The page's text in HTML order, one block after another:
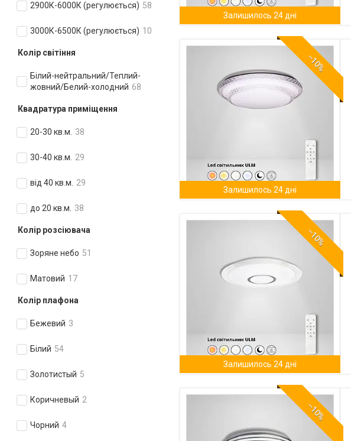
2900К-6000К (регулюється) 58
3000К-6500К (регулюється) 10
Колір світіння
Білий-нейтральний/Теплий-
жовний/Белий-холодний 68
Квадратура приміщення
20-30 кв.м. 38
30-40 кв.м. 29
від 40 кв.м. 29
до 20 кв.м. 38
Колір розсіювача
Зоряне небо 51
Матовий 17
Колір плафона
Бежевий 3
Білий 54
Золотистый 5
Коричневый 2
Чорний 4
Залишилось 24 дні
–10%
Залишилось 24 дні
–10%
Залишилось 24 дні
–10%